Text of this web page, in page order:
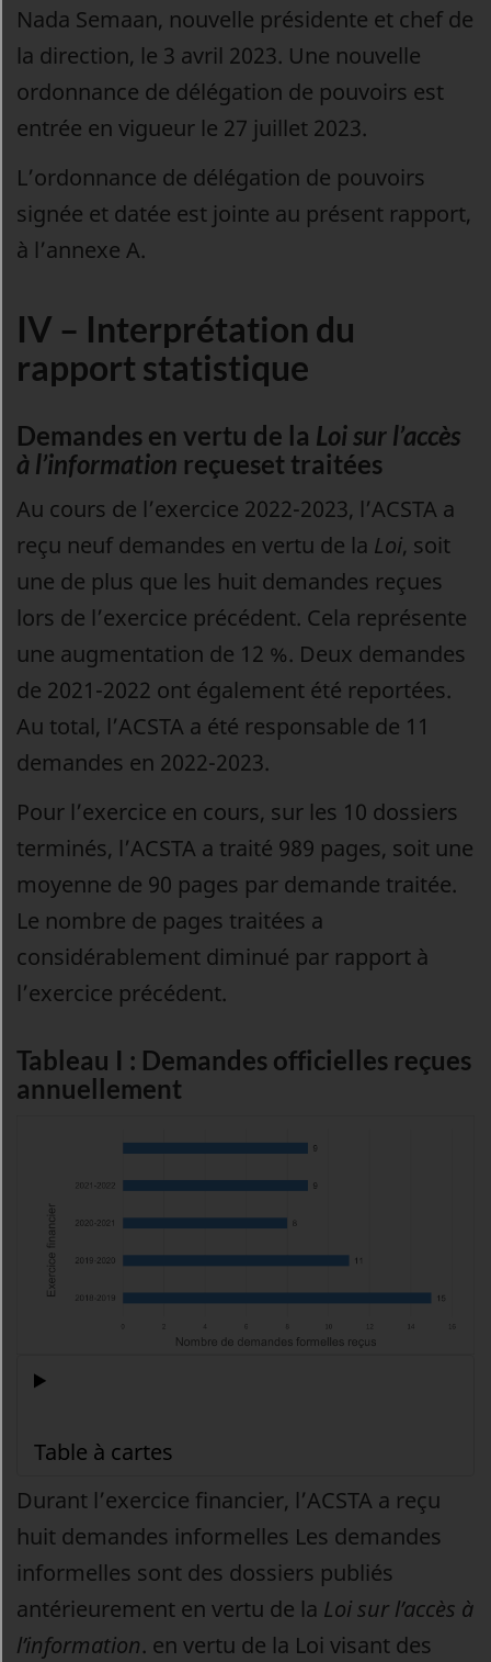
Nada Semaan, nouvelle présidente et chef de
la direction, le 3 avril 2023. Une nouvelle
ordonnance de délégation de pouvoirs est
entrée en vigueur le 27 juillet 2023.
L’ordonnance de délégation de pouvoirs
signée et datée est jointe au présent rapport,
à l’annexe A.
IV – Interprétation du
rapport statistique
Demandes en vertu de la Loi sur l’accès
à l’information reçueset traitées
Au cours de l’exercice 2022-2023, l’ACSTA a
reçu neuf demandes en vertu de la Loi, soit
une de plus que les huit demandes reçues
lors de l’exercice précédent. Cela représente
une augmentation de 12 %. Deux demandes
de 2021-2022 ont également été reportées.
Au total, l’ACSTA a été responsable de 11
demandes en 2022-2023.
Pour l’exercice en cours, sur les 10 dossiers
terminés, l’ACSTA a traité 989 pages, soit une
moyenne de 90 pages par demande traitée.
Le nombre de pages traitées a
considérablement diminué par rapport à
l’exercice précédent.
Tableau I : Demandes officielles reçues
annuellement
Durant l’exercice financier, l’ACSTA a reçu
huit demandes informelles Les demandes
informelles sont des dossiers publiés
antérieurement en vertu de la Loi sur l’accès à
l’information. en vertu de la Loi visant des